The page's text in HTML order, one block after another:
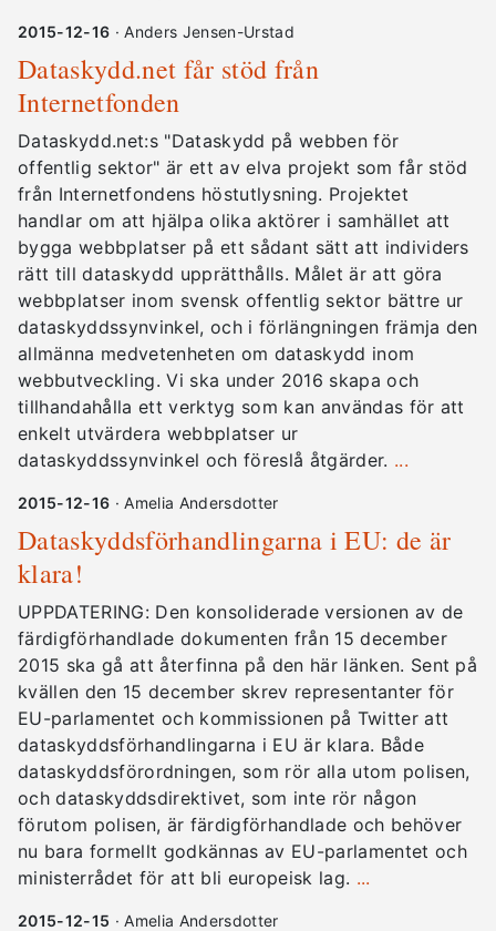
2015-12-16 · Anders Jensen-Urstad
Dataskydd.net får stöd från
Internetfonden
Dataskydd.net:s "Dataskydd på webben för
offentlig sektor" är ett av elva projekt som får stöd
från Internetfondens höstutlysning. Projektet
handlar om att hjälpa olika aktörer i samhället att
bygga webbplatser på ett sådant sätt att individers
rätt till dataskydd upprätthålls. Målet är att göra
webbplatser inom svensk offentlig sektor bättre ur
dataskyddssynvinkel, och i förlängningen främja den
allmänna medvetenheten om dataskydd inom
webbutveckling. Vi ska under 2016 skapa och
tillhandahålla ett verktyg som kan användas för att
enkelt utvärdera webbplatser ur
dataskyddssynvinkel och föreslå åtgärder. ...
2015-12-16 · Amelia Andersdotter
Dataskyddsförhandlingarna i EU: de är
klara!
UPPDATERING: Den konsoliderade versionen av de
färdigförhandlade dokumenten från 15 december
2015 ska gå att återfinna på den här länken. Sent på
kvällen den 15 december skrev representanter för
EU-parlamentet och kommissionen på Twitter att
dataskyddsförhandlingarna i EU är klara. Både
dataskyddsförordningen, som rör alla utom polisen,
och dataskyddsdirektivet, som inte rör någon
förutom polisen, är färdigförhandlade och behöver
nu bara formellt godkännas av EU-parlamentet och
ministerrådet för att bli europeisk lag. ...
2015-12-15 · Amelia Andersdotter